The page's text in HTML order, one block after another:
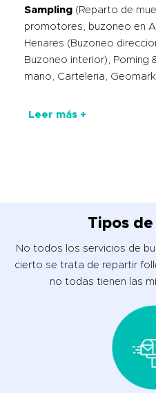
Sampling (Reparto de
promotores, buzoneo en
Henares (Buzoneo
Buzoneo interior), Poming
mano, Carteleria,
Leer más +
Tipos
No todos los servicios de
cierto se trata de repartir
no todas tienen las